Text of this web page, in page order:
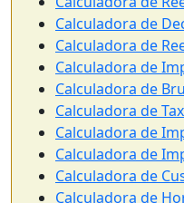
Calculadora de
Calculadora de
Calculadora de
Calculadora de
Calculadora de
Calculadora de
Calculadora de
Calculadora de
Calculadora de